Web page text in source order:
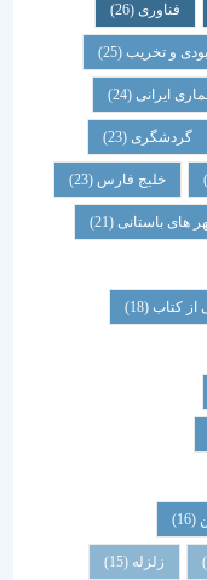
(26)
(25)
(24)
(23)
فارس(23)
(21)
(18)